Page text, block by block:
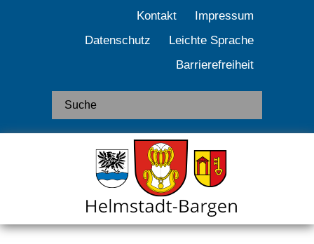
Kontakt
Impressum
Datenschutz
Leichte Sprache
Barrierefreiheit